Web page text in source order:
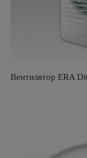
Вентилятор ERA